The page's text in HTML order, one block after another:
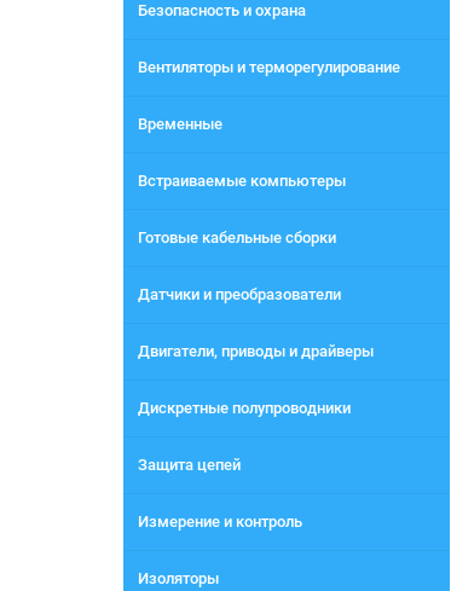
Безопасность и охрана
Вентиляторы и терморегулирование
Временные
Встраиваемые компьютеры
Готовые кабельные сборки
Датчики и преобразователи
Двигатели, приводы и драйверы
Дискретные полупроводники
Защита цепей
Измерение и контроль
Изоляторы